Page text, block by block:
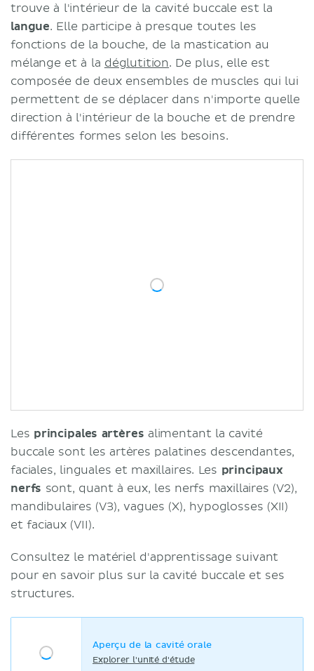
trouve à l'intérieur de la cavité buccale est la
langue. Elle participe à presque toutes les
fonctions de la bouche, de la mastication au
mélange et à la déglutition. De plus, elle est
composée de deux ensembles de muscles qui lui
permettent de se déplacer dans n'importe quelle
direction à l'intérieur de la bouche et de prendre
différentes formes selon les besoins.
Les principales artères alimentant la cavité
buccale sont les artères palatines descendantes,
faciales, linguales et maxillaires. Les principaux
nerfs sont, quant à eux, les nerfs maxillaires (V2),
mandibulaires (V3), vagues (X), hypoglosses (XII)
et faciaux (VII).
Consultez le matériel d'apprentissage suivant
pour en savoir plus sur la cavité buccale et ses
structures.
Aperçu de la cavité orale
Explorer l'unité d'étude